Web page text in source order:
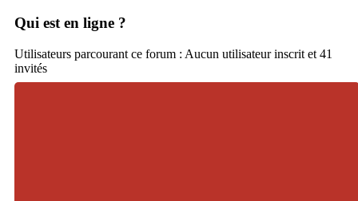
Qui est en ligne ?
Utilisateurs parcourant ce forum : Aucun utilisateur inscrit et 41
invités